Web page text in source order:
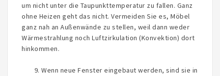
um nicht unter die Taupunkttemperatur zu fallen. Ganz
ohne Heizen geht das nicht. Vermeiden Sie es, Möbel
ganz nah an Außenwände zu stellen, weil dann weder
Wärmestrahlung noch Luftzirkulation (Konvektion) dort
hinkommen.
9. Wenn neue Fenster eingebaut werden, sind sie in